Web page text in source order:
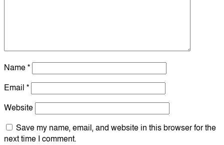
Name*
Email *
Website
Save my name, email, and website in this browser for the
next time I comment.